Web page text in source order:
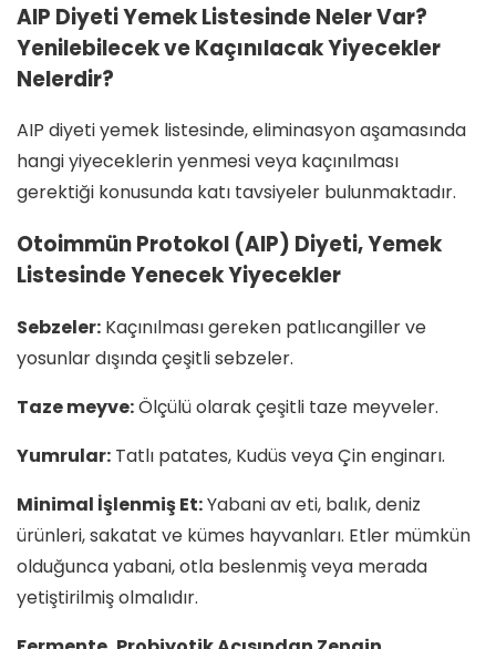
AIP Diyeti Yemek Listesinde Neler Var?
Yenilebilecek ve Kaçınılacak Yiyecekler
Nelerdir?
AIP diyeti yemek listesinde, eliminasyon aşamasında
hangi yiyeceklerin yenmesi veya kaçınılması
gerektiği konusunda katı tavsiyeler bulunmaktadır.
Otoimmün Protokol (AIP) Diyeti, Yemek
Listesinde Yenecek Yiyecekler
Sebzeler: Kaçınılması gereken patlıcangiller ve
yosunlar dışında çeşitli sebzeler.
Taze meyve:Ölçülü olarak çeşitli taze meyveler.
Yumrular: Tatlı patates, Kudüs veya Çin enginarı.
Minimal İşlenmiş Et:Yabani av eti, balık, deniz
ürünleri, sakatat ve kümes hayvanları. Etler mümkün
olduğunca yabani, otla beslenmiş veya merada
yetiştirilmiş olmalıdır.